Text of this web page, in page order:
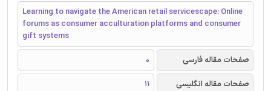
Learning to navigate the American retail servicescape: Online
forums as consumer acculturation platforms and consumer
gift systems
صفحات مقاله فارسی
0
صفحات مقاله انگلیسی
11